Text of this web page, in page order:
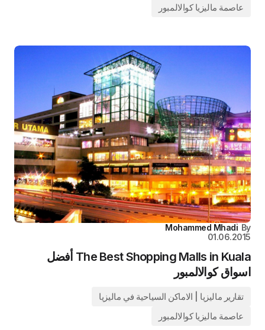
عاصمة ماليزيا كوالالمبور
By
Mohammed Mhadi
01.06.2015
The Best Shopping Malls in Kuala أفضل
اسواق كوالالمبور
تقارير ماليزيا | الاماكن السياحية في ماليزيا
عاصمة ماليزيا كوالالمبور